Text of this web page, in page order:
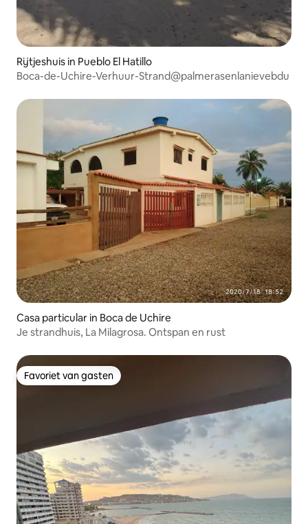
Rijtjeshuis in Pueblo El Hatillo
Boca-de-Uchire-Verhuur-Strand@palmerasenlanievebdu
Casa particular in Boca de Uchire
Je strandhuis, La Milagrosa. Ontspan en rust
Favoriet van gasten
Favoriet van gasten